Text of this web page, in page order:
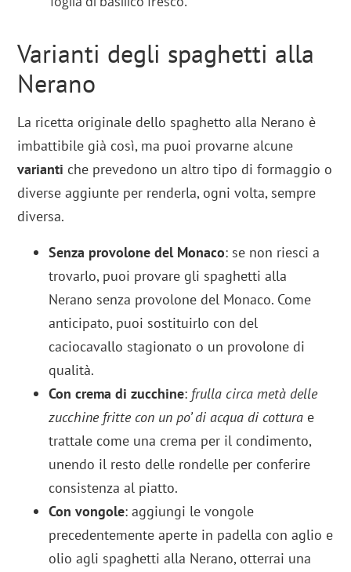
Varianti degli spaghetti alla
Nerano
La ricetta originale dello spaghetto alla Nerano è
imbattibile già così, ma puoi provarne alcune
varianti che prevedono un altro tipo di formaggio o
diverse aggiunte per renderla, ogni volta, sempre
diversa.
Senza provolone del Monaco: se non riesci a
trovarlo, puoi provare gli spaghetti alla
Nerano senza provolone del Monaco. Come
anticipato, puoi sostituirlo con del
caciocavallo stagionato o un provolone di
qualità.
Con crema di zucchine: frulla circa metà delle
zucchine fritte con un po’ di acqua di cottura e
trattale come una crema per il condimento,
unendo il resto delle rondelle per conferire
consistenza al piatto.
Con vongole: aggiungi le vongole
precedentemente aperte in padella con aglio e
olio agli spaghetti alla Nerano, otterrai una